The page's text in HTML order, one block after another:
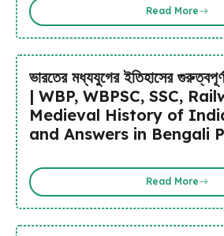
Read More
ভারতের মধ্যযুগের ইতিহাসের
| WBP, WBPSC, SSC,
Medieval History of
and Answers in Bengali
Read More